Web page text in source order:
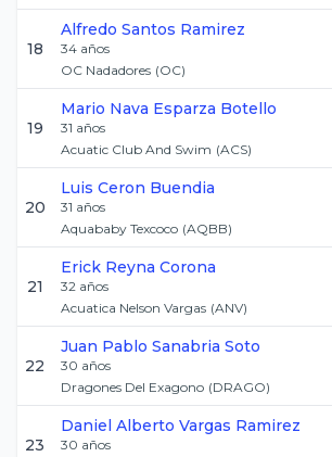
18
Alfredo Santos Ramirez
34 años
OC Nadadores (OC)
19
Mario Nava Esparza Botello
31 años
Acuatic Club And Swim (ACS)
20
Luis Ceron Buendia
31 años
Aquababy Texcoco (AQBB)
21
Erick Reyna Corona
32 años
Acuatica Nelson Vargas (ANV)
22
Juan Pablo Sanabria Soto
30 años
Dragones Del Exagono (DRAGO)
23
Daniel Alberto Vargas Ramirez
30 años